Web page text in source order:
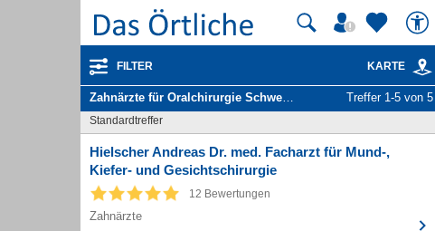
FILTER KARTE
Zahnärzte für Oralchirurgie Schwerpunkt in Bad Stadt Salzgitter
Treffer 1-5 von 5
Standardtreffer
Hielscher Andreas Dr. med. Facharzt für Mund-,
Kiefer- und Gesichtschirurgie
12 Bewertungen
Zahnärzte